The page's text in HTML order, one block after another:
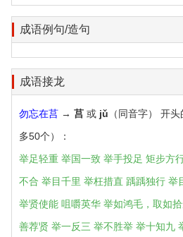
成语例句/造句
成语接龙
勿忘在莒 → 莒 或 jǔ （同音字） 开
多50个）：
举足轻重 举国一致 举手投足 矩步方
不合 举目千里 举枉措直 踽踽独行 举
举贤使能 咀嚼英华 举如鸿毛，取如
善荐贤 举一反三 举不胜举 举十知九